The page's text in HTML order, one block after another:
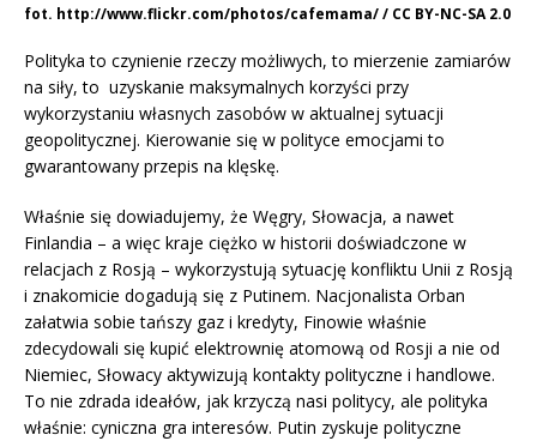
fot. http://www.flickr.com/photos/cafemama/ / CC BY-NC-SA 2.0
Polityka to czynienie rzeczy możliwych, to mierzenie zamiarów
na siły, to uzyskanie maksymalnych korzyści przy
wykorzystaniu własnych zasobów w aktualnej sytuacji
geopolitycznej. Kierowanie się w polityce emocjami to
gwarantowany przepis na klęskę.
Właśnie się dowiadujemy, że Węgry, Słowacja, a nawet
Finlandia – a więc kraje ciężko w historii doświadczone w
relacjach z Rosją – wykorzystują sytuację konfliktu Unii z Rosją
i znakomicie dogadują się z Putinem. Nacjonalista Orban
załatwia sobie tańszy gaz i kredyty, Finowie właśnie
zdecydowali się kupić elektrownię atomową od Rosji a nie od
Niemiec, Słowacy aktywizują kontakty polityczne i handlowe.
To nie zdrada ideałów, jak krzyczą nasi politycy, ale polityka
właśnie: cyniczna gra interesów. Putin zyskuje polityczne